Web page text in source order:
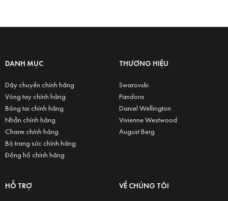
DANH MỤC
Dây chuyền chính hãng
Vòng tay chính hãng
Bông tai chính hãng
Nhẫn chính hãng
Charm chính hãng
Bộ trang sức chính hãng
Đồng hồ chính hãng
THƯƠNG HIỆU
Swarovski
Pandora
Daniel Wellington
Vivienne Westwood
August Berg
HỖ TRỢ VỀ CHÚNG TÔI